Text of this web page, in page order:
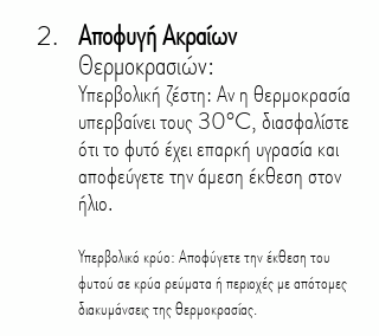
Αποφυγή Ακραίων
Θερμοκρασιών:
Υπερβολική ζέστη: Αν η θερμοκρασία
υπερβαίνει τους 30°C, διασφαλίστε
ότι το φυτό έχει επαρκή υγρασία και
αποφεύγετε την άμεση έκθεση στον
ήλιο.
Υπερβολικό κρύο: Αποφύγετε την έκθεση του
φυτού σε κρύα ρεύματα ή περιοχές με απότομες
διακυμάνσεις της θερμοκρασίας.